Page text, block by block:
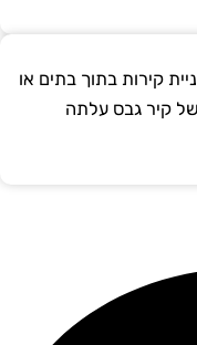
קירות בתוך בתים או
קיר גבס עלתה